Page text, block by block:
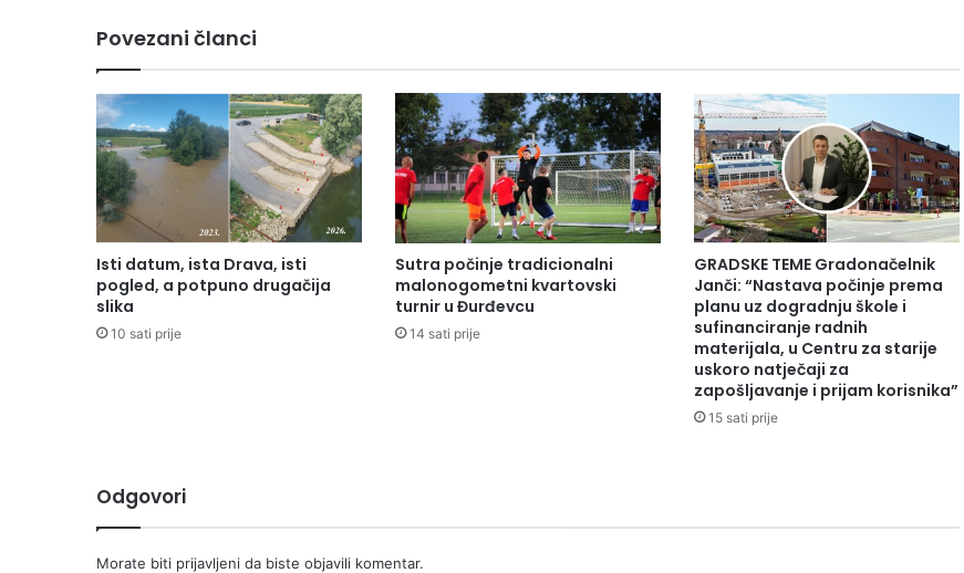
Povezani članci
Isti datum, ista Drava, isti
pogled, a potpuno drugačija
slika
10 sati prije
Sutra počinje tradicionalni
malonogometni kvartovski
turnir u Đurđevcu
14 sati prije
GRADSKE TEME Gradonačelnik
Janči: “Nastava počinje prema
planu uz dogradnju škole i
sufinanciranje radnih
materijala, u Centru za starije
uskoro natječaji za
zapošljavanje i prijam korisnika”
15 sati prije
Odgovori
Morate biti prijavljeni da biste objavili komentar.